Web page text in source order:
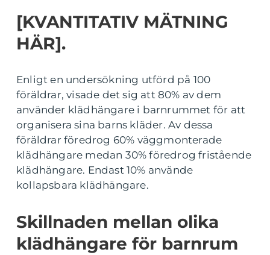
[KVANTITATIV MÄTNING
HÄR].
Enligt en undersökning utförd på 100
föräldrar, visade det sig att 80% av dem
använder klädhängare i barnrummet för att
organisera sina barns kläder. Av dessa
föräldrar föredrog 60% väggmonterade
klädhängare medan 30% föredrog fristående
klädhängare. Endast 10% använde
kollapsbara klädhängare.
Skillnaden mellan olika
klädhängare för barnrum